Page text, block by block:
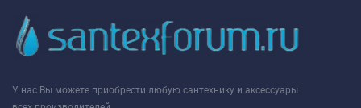
У нас Вы можете приобрести любую сантехнику и аксессуары